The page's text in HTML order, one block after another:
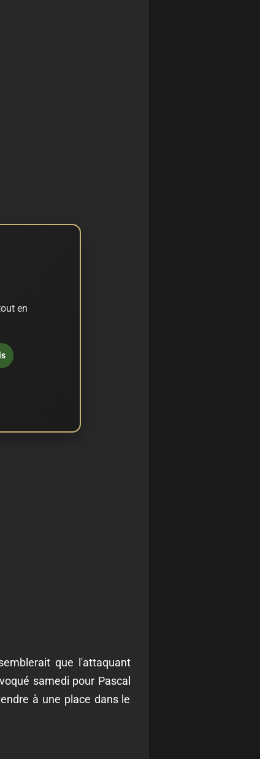
en
que l'attaquant
samedi pour Pascal
à une place dans le